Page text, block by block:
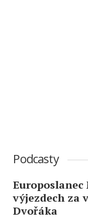
Podcasty
Europoslanec
výjezdech za
Dvořáka